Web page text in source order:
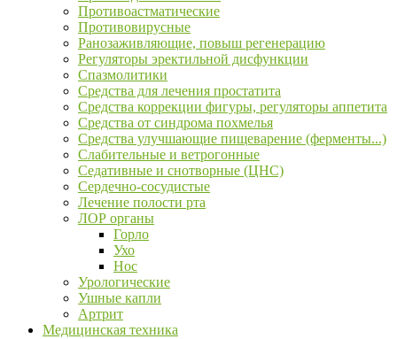
Противоастматические
Противовирусные
Ранозаживляющие, повыш регенерацию
Регуляторы эректильной дисфункции
Спазмолитики
Средства для лечения простатита
Средства коррекции фигуры, регуляторы аппетита
Средства от синдрома похмелья
Средства улучшающие пищеварение (ферменты...)
Слабительные и ветрогонные
Седативные и снотворные (ЦНС)
Сердечно-сосудистые
Лечение полости рта
ЛОР органы
Горло
Ухо
Нос
Урологические
Ушные капли
Артрит
Медицинская техника